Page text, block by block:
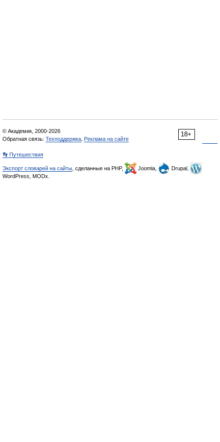
18+
© Академик, 2000-2026
Обратная связь: Техподдержка Реклама на сайте
👣 Путешествия
Экспорт словарей на сайты , сделанные на PHP, Joomla,
Drupal,
WordPress, MODx.